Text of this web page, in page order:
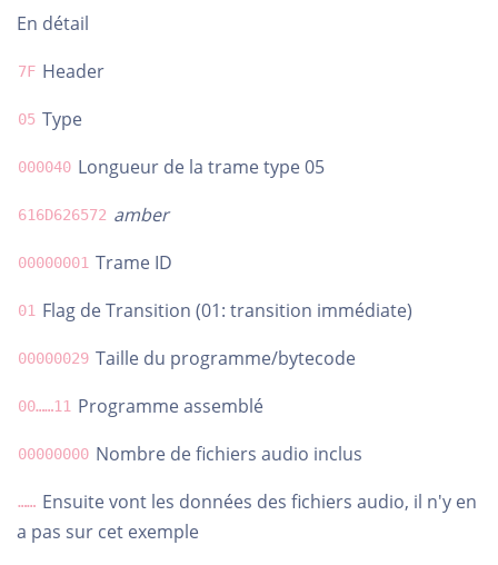
En détail
7F Header
05 Type
000040 Longueur de la trame type 05
616D626572 amber
00000001 Trame ID
01 Flag de Transition (01: transition immédiate)
00000029 Taille du programme/bytecode
00……11 Programme assemblé
00000000 Nombre de fichiers audio inclus
…… Ensuite vont les données des fichiers audio, il n'y en
a pas sur cet exemple